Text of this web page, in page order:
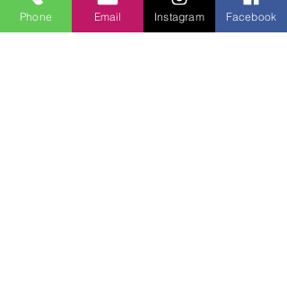
Phone Email Instagram Facebook